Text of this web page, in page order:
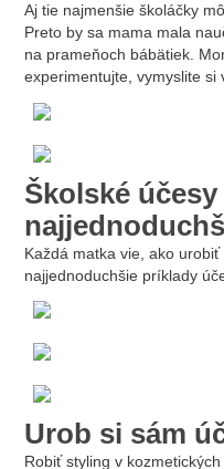
Aj tie najmenšie školáčky
Preto by sa mama mala
na prameňoch bábätiek.
experimentujte, vymyslite si
Školské
Každá matka vie, ako
najjednoduchšie príklady
Urob si sám
Robiť styling v